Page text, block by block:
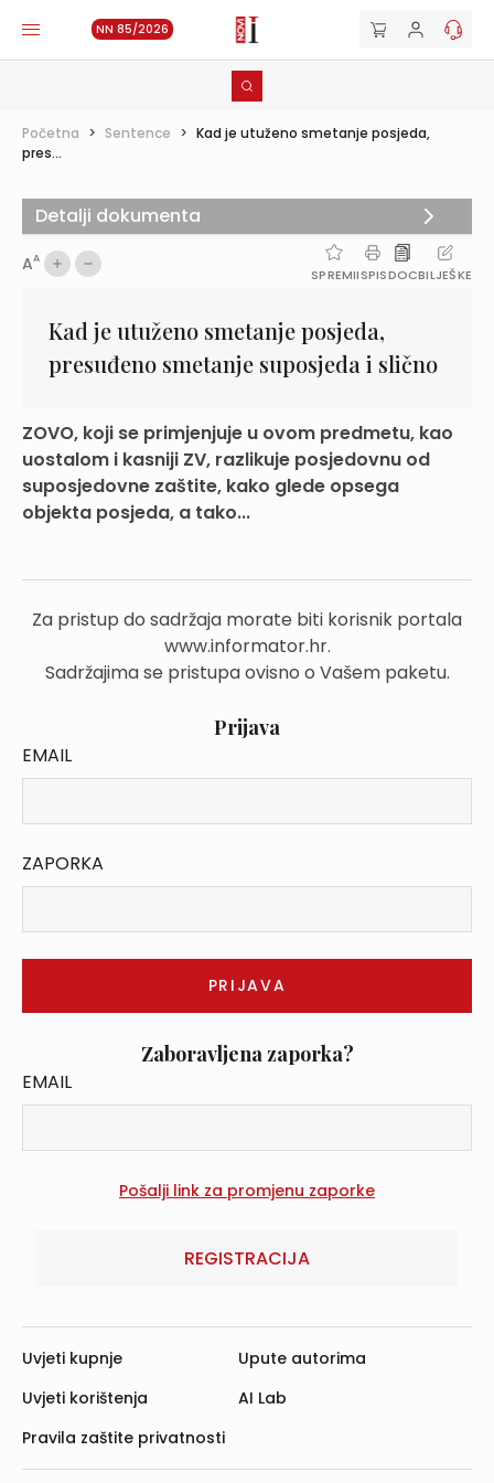
NN 85/2026
Početna > Sentence > Kad je utuženo smetanje posjeda,
pres...
AA
SPREMIISPISDOCBILJEŠKE
Kad je utuženo smetanje posjeda,
presuđeno smetanje suposjeda i slično
ZOVO, koji se primjenjuje u ovom predmetu, kao
uostalom i kasniji ZV, razlikuje posjedovnu od
suposjedovne zaštite, kako glede opsega
objekta posjeda, a tako...
Za pristup do sadržaja morate biti korisnik portala
www.informator.hr.
Sadržajima se pristupa ovisno o Vašem paketu.
Prijava
EMAIL
ZAPORKA
Zaboravljena zaporka?
EMAIL
REGISTRACIJA
Detalji dokumenta
Uvjeti kupnje
Uvjeti korištenja
Pravila zaštite privatnosti
Upute autorima
AI Lab